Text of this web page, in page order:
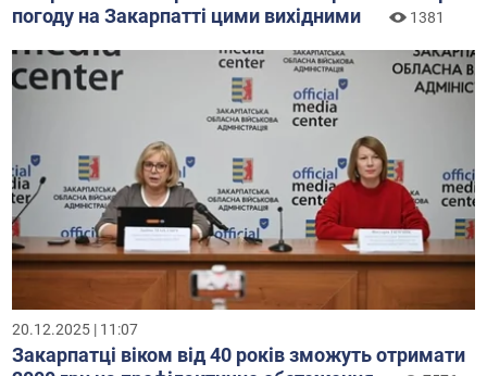
погоду на Закарпатті цими вихідними
1381
20.12.2025 | 11:07
Закарпатці віком від 40 років зможуть отримати